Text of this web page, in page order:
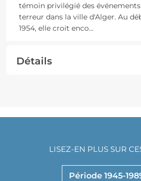
témoin privilégié des
terreur dans la ville d'Alger. Au
1954, elle croit enco...
Détails
Période 1945-
LISEZ-EN PLUS SUR